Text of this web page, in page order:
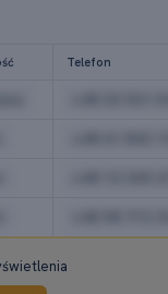
Telefon